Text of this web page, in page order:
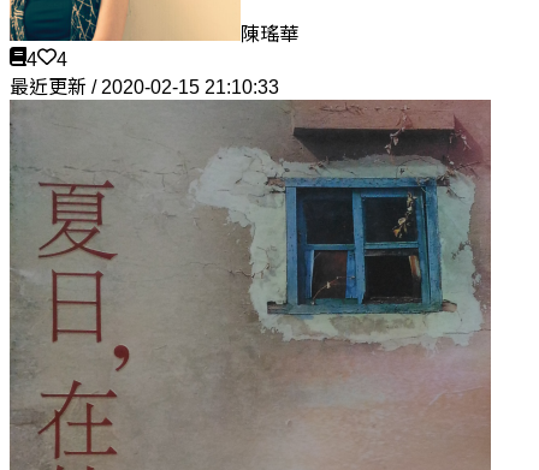
陳瑤華
4
4
最近更新 / 2020-02-15 21:10:33